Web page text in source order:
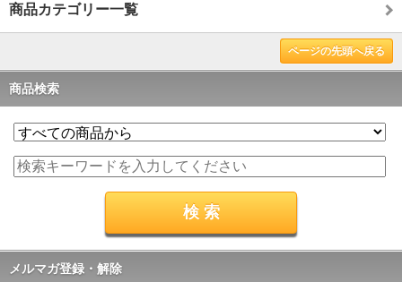
商品カテゴリー一覧
ページの先頭へ戻る
商品検索
メルマガ登録・解除